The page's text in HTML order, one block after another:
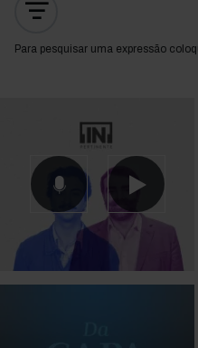
Para pesquisar uma expressão